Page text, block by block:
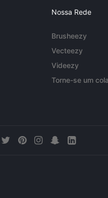
Nossa Rede
Brusheezy
Vecteezy
Videezy
Torne-se um